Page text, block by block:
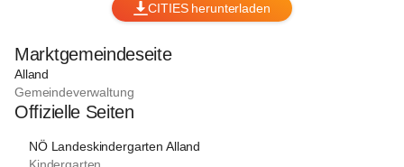
CITIES herunterladen
Marktgemeindeseite
Alland
Gemeindeverwaltung
Offizielle Seiten
NÖ Landeskindergarten Alland